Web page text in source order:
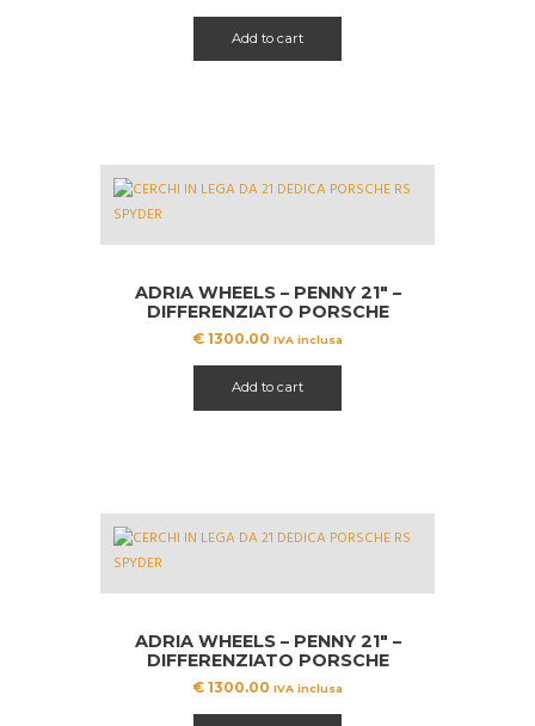
Add to cart
ADRIA WHEELS – PENNY 21″ –
DIFFERENZIATO PORSCHE
MACAN
€ 1300.00 IVA inclusa
Add to cart
ADRIA WHEELS – PENNY 21″ –
DIFFERENZIATO PORSCHE
MACAN
€ 1300.00 IVA inclusa